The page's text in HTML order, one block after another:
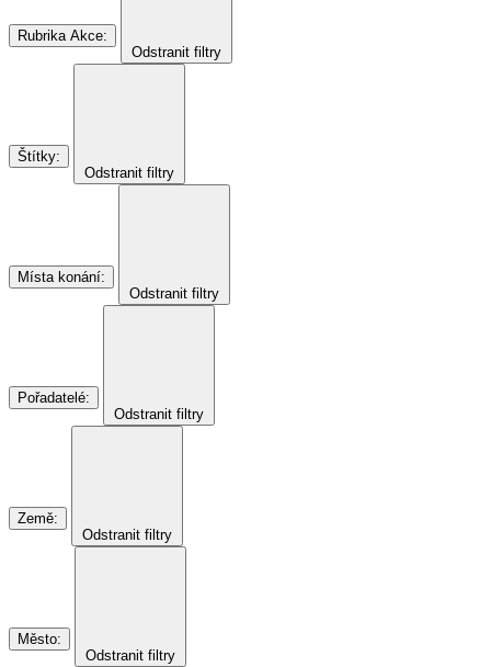
Rubrika Akce:
Odstranit filtry
Štítky:
Odstranit filtry
Místa konání:
Odstranit filtry
Pořadatelé:
Odstranit filtry
Země:
Odstranit filtry
Město:
Odstranit filtry